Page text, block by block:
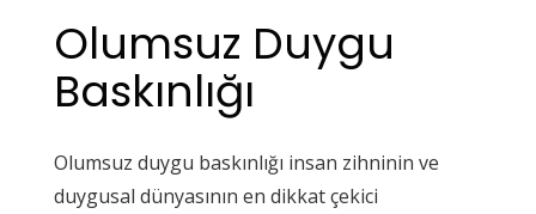
Olumsuz Duygu
Baskınlığı
Olumsuz duygu baskınlığı insan zihninin ve
duygusal dünyasının en dikkat çekici